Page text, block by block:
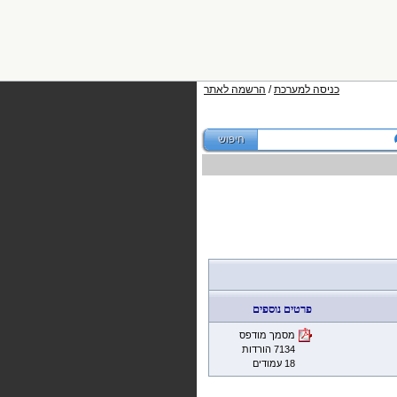
כניסה למערכת/ הרשמה לאתר
פרטים נוספים
מסמך מודפס
7134 הורדות
18 עמודים